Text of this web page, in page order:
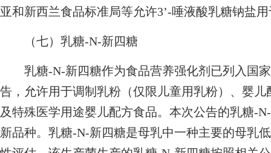
亚和新西兰食品标准局等允许3’-唾液酸乳糖钠盐
（七）乳糖-N-新四糖
乳糖-N-新四糖作为食品营养强化剂已列入国家
告，允许用于调制乳粉（仅限儿童用乳粉）、婴
及特殊医学用途婴儿配方食品。本次公告的乳糖-
新品种。乳糖-N-新四糖是母乳中一种主要的母乳